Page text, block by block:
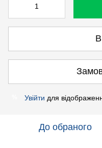
Увійти для
До обраного